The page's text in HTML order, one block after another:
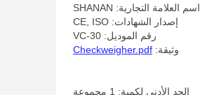
اسم العلامة التجارية: SHANAN
إصدار الشهادات: CE, ISO
رقم الموديل: VC-30
وثيقة: Checkweigher.pdf
الحد الأدنى لكمية: 1 مجموعة